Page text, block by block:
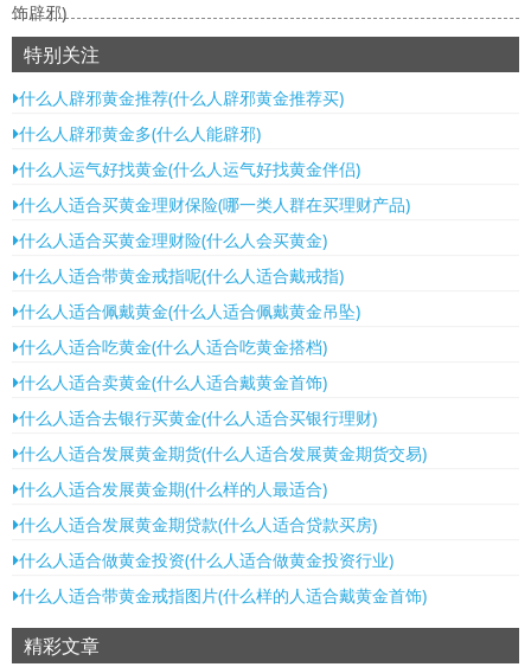
饰辟邪)
特别关注
什么人辟邪黄金推荐(什么人辟邪黄金推荐买)
什么人辟邪黄金多(什么人能辟邪)
什么人运气好找黄金(什么人运气好找黄金伴侣)
什么人适合买黄金理财保险(哪一类人群在买理财产品)
什么人适合买黄金理财险(什么人会买黄金)
什么人适合带黄金戒指呢(什么人适合戴戒指)
什么人适合佩戴黄金(什么人适合佩戴黄金吊坠)
什么人适合吃黄金(什么人适合吃黄金搭档)
什么人适合卖黄金(什么人适合戴黄金首饰)
什么人适合去银行买黄金(什么人适合买银行理财)
什么人适合发展黄金期货(什么人适合发展黄金期货交易)
什么人适合发展黄金期(什么样的人最适合)
什么人适合发展黄金期贷款(什么人适合贷款买房)
什么人适合做黄金投资(什么人适合做黄金投资行业)
什么人适合带黄金戒指图片(什么样的人适合戴黄金首饰)
精彩文章